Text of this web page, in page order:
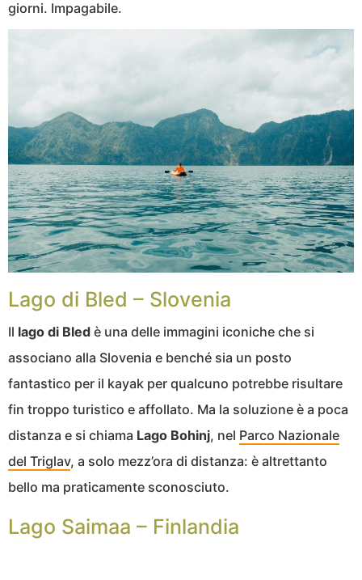
giorni. Impagabile.
Lago di Bled – Slovenia
Il lago di Bled è una delle immagini iconiche che si
associano alla Slovenia e benché sia un posto
fantastico per il kayak per qualcuno potrebbe risultare
fin troppo turistico e affollato. Ma la soluzione è a poca
distanza e si chiama Lago Bohinj, nel Parco Nazionale
del Triglav, a solo mezz’ora di distanza: è altrettanto
bello ma praticamente sconosciuto.
Lago Saimaa – Finlandia